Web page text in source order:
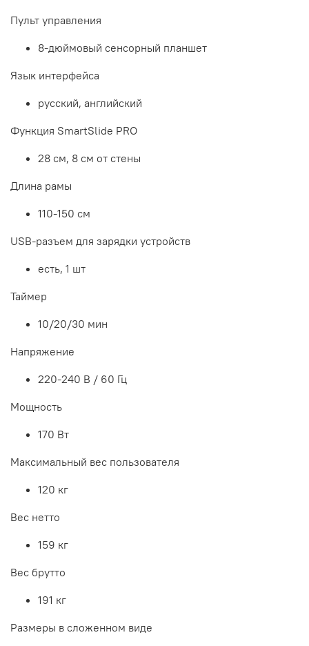
Пульт управления
8-дюймовый сенсорный планшет
Язык интерфейса
русский, английский
Функция SmartSlide PRO
28 см, 8 см от стены
Длина рамы
110-150 см
USB-разъем для зарядки устройств
есть, 1 шт
Таймер
10/20/30 мин
Напряжение
220-240 В / 60 Гц
Мощность
170 Вт
Максимальный вес пользователя
120 кг
Вес нетто
159 кг
Вес брутто
191 кг
Размеры в сложенном виде